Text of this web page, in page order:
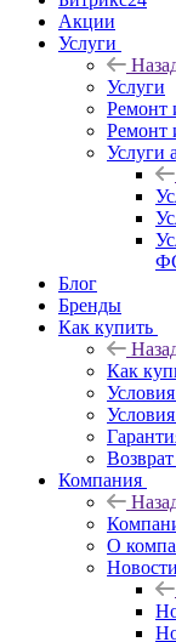
Акции
Услуги
Услуги
Ремонт
Ремонт
Услуги
Блог
Бренды
Как купить
Как
Компания
О
Новости